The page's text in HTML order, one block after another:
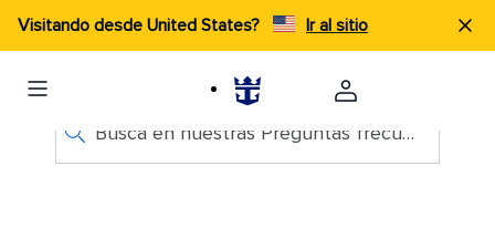
Visitando desde United States? Ir al sitio
Busca en nuestras Preguntas frecuentes